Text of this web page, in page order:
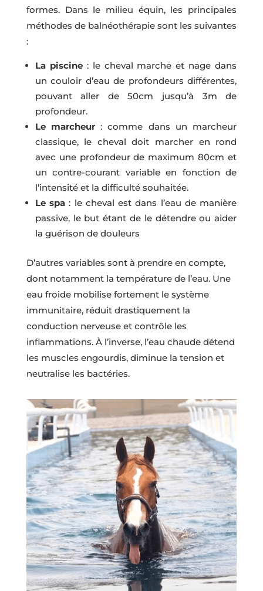
formes. Dans le milieu équin, les principales
méthodes de balnéothérapie sont les suivantes
:
La piscine: le cheval marche et nage dans
un couloir d’eau de profondeurs différentes,
pouvant aller de 50cm jusqu’à 3m de
profondeur.
Le marcheur : comme dans un marcheur
classique, le cheval doit marcher en rond
avec une profondeur de maximum 80cm et
un contre-courant variable en fonction de
l’intensité et la difficulté souhaitée.
Le spa : le cheval est dans l’eau de manière
passive, le but étant de le détendre ou aider
la guérison de douleurs
D’autres variables sont à prendre en compte,
dont notamment la température de l’eau. Une
eau froide mobilise fortement le système
immunitaire, réduit drastiquement la
conduction nerveuse et contrôle les
inflammations. À l’inverse, l’eau chaude détend
les muscles engourdis, diminue la tension et
neutralise les bactéries.